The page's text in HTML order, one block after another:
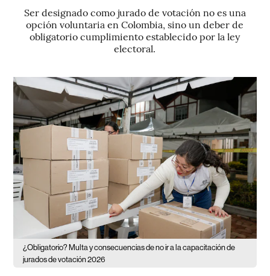
Ser designado como jurado de votación no es una
opción voluntaria en Colombia, sino un deber de
obligatorio cumplimiento establecido por la ley
electoral.
¿Obligatorio? Multa y consecuencias de no ir a la capacitación de
jurados de votación 2026